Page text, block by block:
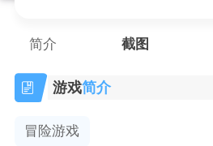
简介 截图
游戏简介
冒险游戏